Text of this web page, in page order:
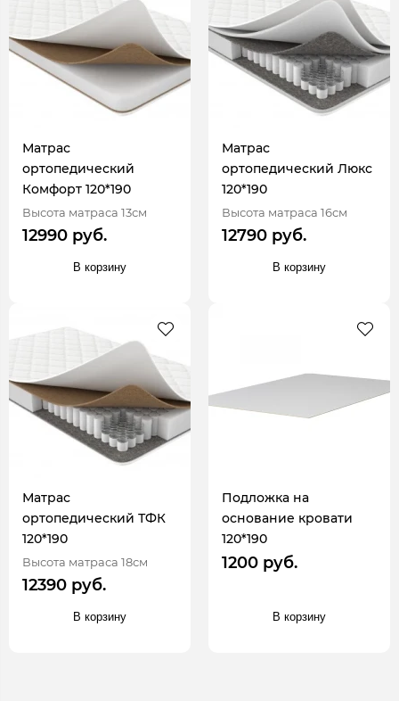
Матрас
ортопедический
Комфорт 120*190
Высота матраса 13см
12990 руб.
В корзину
Матрас
ортопедический Люкс
120*190
Высота матраса 16см
12790 руб.
В корзину
Матрас
ортопедический ТФК
120*190
Высота матраса 18см
12390 руб.
В корзину
Подложка на
основание кровати
120*190
1200 руб.
В корзину